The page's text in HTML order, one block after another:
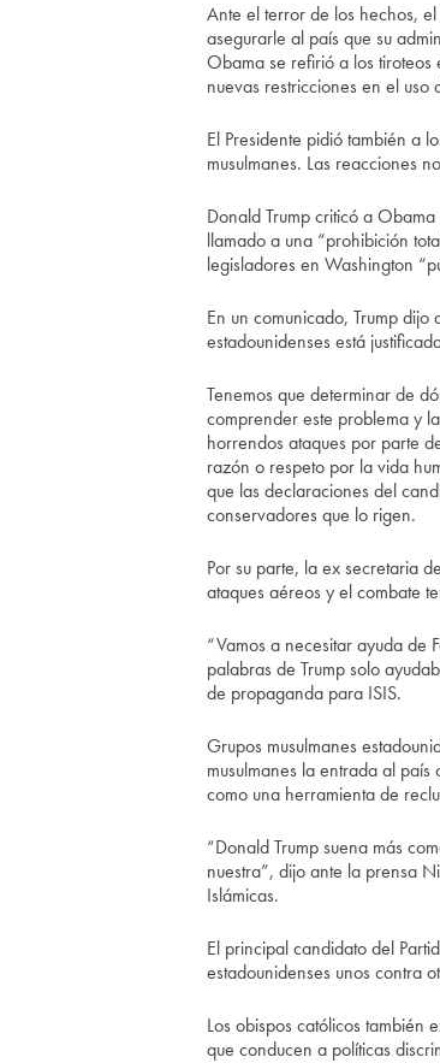
Ante el terror de los hechos,
asegurarle al país que su
Obama se refirió a los
nuevas restricciones en el uso
El Presidente pidió también a
musulmanes. Las reacciones
Donald Trump criticó a
llamado a una “prohibición
legisladores en Washington
En un comunicado, Trump
estadounidenses está
Tenemos que determinar de
comprender este problema y
horrendos ataques por parte
razón o respeto por la vida
que las declaraciones del
conservadores que lo rigen.
Por su parte, la ex secretaria
ataques aéreos y el combate
“Vamos a necesitar ayuda de
palabras de Trump solo
de propaganda para ISIS.
Grupos musulmanes
musulmanes la entrada al
como una herramienta de
“Donald Trump suena más
nuestra”, dijo ante la prensa
Islámicas.
El principal candidato del
estadounidenses unos contra
Los obispos católicos también
que conducen a políticas